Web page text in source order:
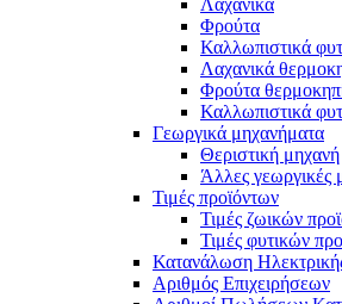
Φρούτα
Καλλωπιστικά
Λαχανικά
Φρούτα
Καλλωπιστικά
Γεωργικά μηχανήματα
Θεριστική μηχανή
Άλλες γεωργικές
Τιμές προϊόντων
Τιμές ζωικών
Τιμές φυτικών
Κατανάλωση
Αριθμός Επιχειρήσεων